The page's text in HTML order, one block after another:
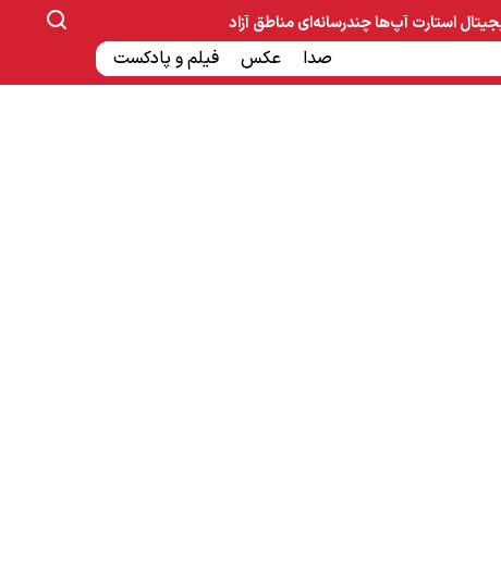
صنایع غذایی و دارویی ساخت و ساز بانک و بیمه
استارت آپ‌هاچندرسانه‌ای
صدا عکس فیلم و پادکست
مناطق آزاد